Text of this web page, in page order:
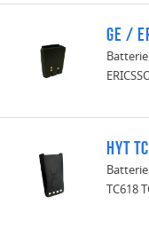
GE /
HYT
TC618